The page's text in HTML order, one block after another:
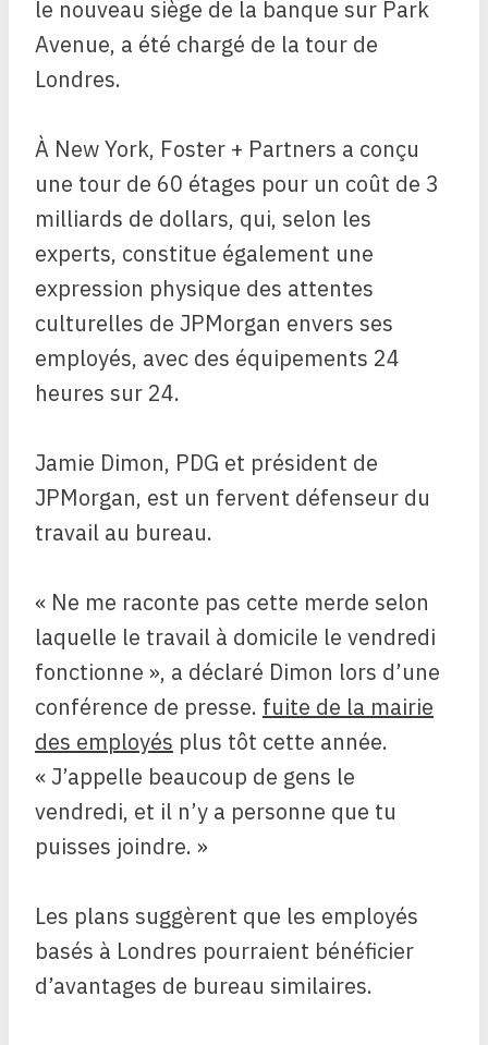
le nouveau siège de la banque sur Park
Avenue, a été chargé de la tour de
Londres.
À New York, Foster + Partners a conçu
une tour de 60 étages pour un coût de 3
milliards de dollars, qui, selon les
experts, constitue également une
expression physique des attentes
culturelles de JPMorgan envers ses
employés, avec des équipements 24
heures sur 24.
Jamie Dimon, PDG et président de
JPMorgan, est un fervent défenseur du
travail au bureau.
« Ne me raconte pas cette merde selon
laquelle le travail à domicile le vendredi
fonctionne », a déclaré Dimon lors d’une
conférence de presse. fuite de la mairie
des employés plus tôt cette année.
« J’appelle beaucoup de gens le
vendredi, et il n’y a personne que tu
puisses joindre. »
Les plans suggèrent que les employés
basés à Londres pourraient bénéficier
d’avantages de bureau similaires.